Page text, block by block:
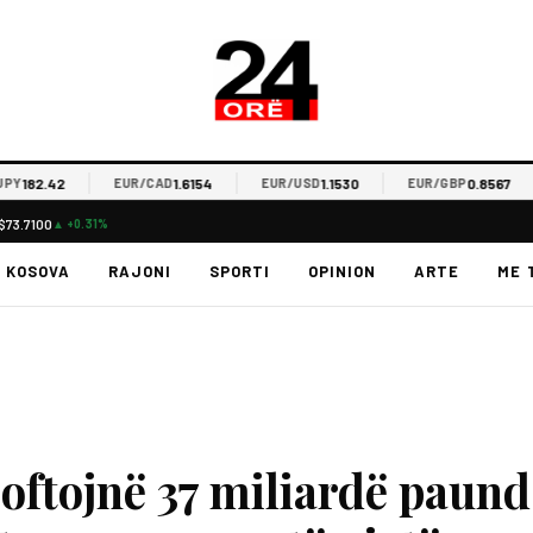
EUR/CAD1.6154 EUR/USD1.1530 EUR/GBP0.8567
▲ +0.31%
KOSOVA RAJONI SPORTI OPINION ARTE ME
37 miliardë paund